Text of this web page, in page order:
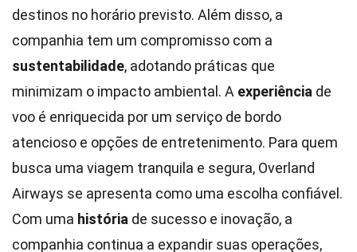
destinos no horário previsto. Além disso, a
companhia tem um compromisso com a
sustentabilidade, adotando práticas que
minimizam o impacto ambiental. A experiência de
voo é enriquecida por um serviço de bordo
atencioso e opções de entretenimento. Para quem
busca uma viagem tranquila e segura, Overland
Airways se apresenta como uma escolha confiável.
Com uma história de sucesso e inovação, a
companhia continua a expandir suas operações,